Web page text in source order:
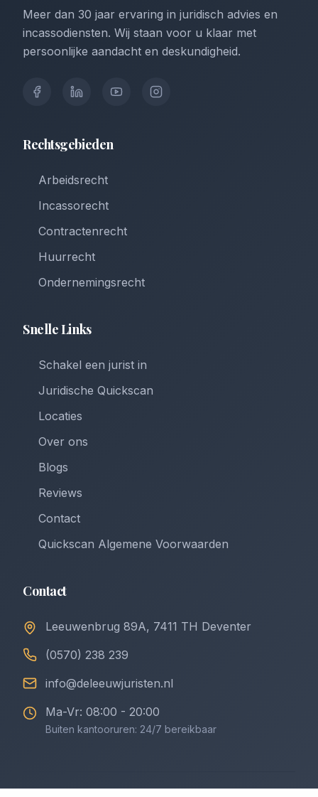
Meer dan 30 jaar ervaring in juridisch advies en
incassodiensten. Wij staan voor u klaar met
persoonlijke aandacht en deskundigheid.
Rechtsgebieden
Arbeidsrecht
Incassorecht
Contractenrecht
Huurrecht
Ondernemingsrecht
Snelle Links
Schakel een jurist in
Juridische Quickscan
Locaties
Over ons
Blogs
Reviews
Contact
Quickscan Algemene Voorwaarden
Contact
Leeuwenbrug 89A, 7411 TH Deventer
(0570) 238 239
info@deleeuwjuristen.nl
Ma-Vr: 08:00 - 20:00
Buiten kantooruren: 24/7 bereikbaar